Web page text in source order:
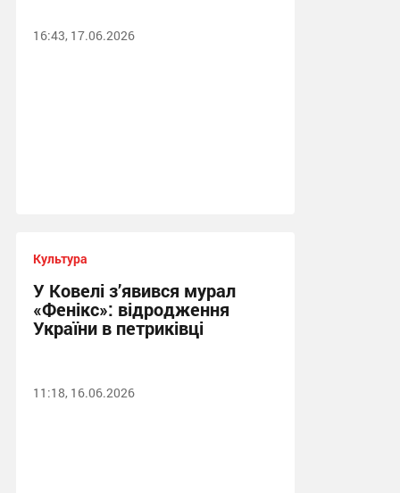
16:43, 17.06.2026
Культура
У Ковелі з’явився мурал
«Фенікс»: відродження
України в петриківці
11:18, 16.06.2026